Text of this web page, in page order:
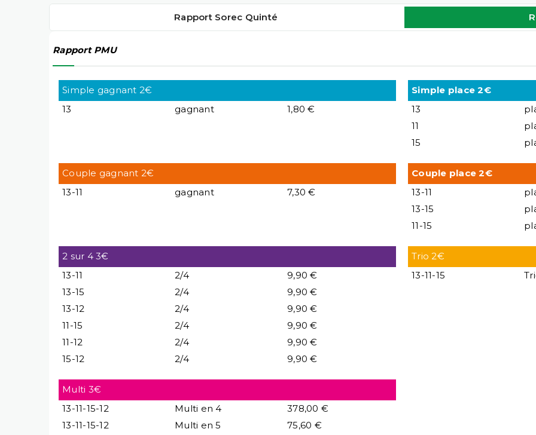
Rapport Sorec Quinté
Rapport PMU
Simple gagnant 2€
13
gagnant 1,80 €
Simple place 2€
13
11
15
Couple gagnant 2€
13-11
gagnant 7,30 €
Couple place 2€
13-11
13-15
11-15
2 sur 4 3€
13-11
2/4
9,90 €
13-15
2/4
9,90 €
13-12
2/4
9,90 €
11-15
2/4
9,90 €
11-12
2/4
9,90 €
15-12
2/4 9,90 €
Trio 2€
13-11-15
Multi 3€
13-11-15-12
Multi en 4
378,00 €
13-11-15-12
Multi en 5
75,60 €